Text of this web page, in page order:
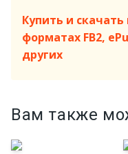
Купить и
форматах FB2,
других
Вам также